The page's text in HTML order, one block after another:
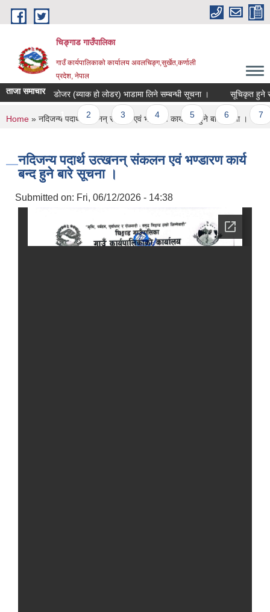
Skip to main content
चिङ्गाड गाउँपालिका
गाउँ कार्यपालिकाको कार्यालय अवलचिङ्ग,सुर्खेत,कर्णाली
प्रदेश, नेपाल
ताजा समाचारडोजर (ब्याक हो लोडर) भाडामा लिने सम्बन्धी सूचना । सूचिकृत हुने
Pages
1 2 3 4 5 6
You are here
Home » नदिजन्य पदार्थ उत्खनन् संकलन एवं भण्डारण कार्य बन्द हुने बारे सूचना ।
नदिजन्य पदार्थ उत्खनन् संकलन एवं भण्डारण कार्य
बन्द हुने बारे सूचना ।
Submitted on: Fri, 06/12/2026 - 14:38